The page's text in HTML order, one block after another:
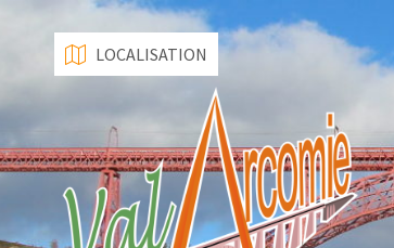
LOCALISATION